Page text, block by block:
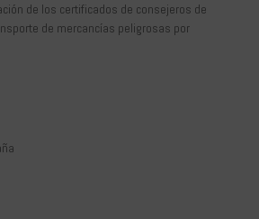
de los certificados de consejeros de
de mercancías peligrosas por